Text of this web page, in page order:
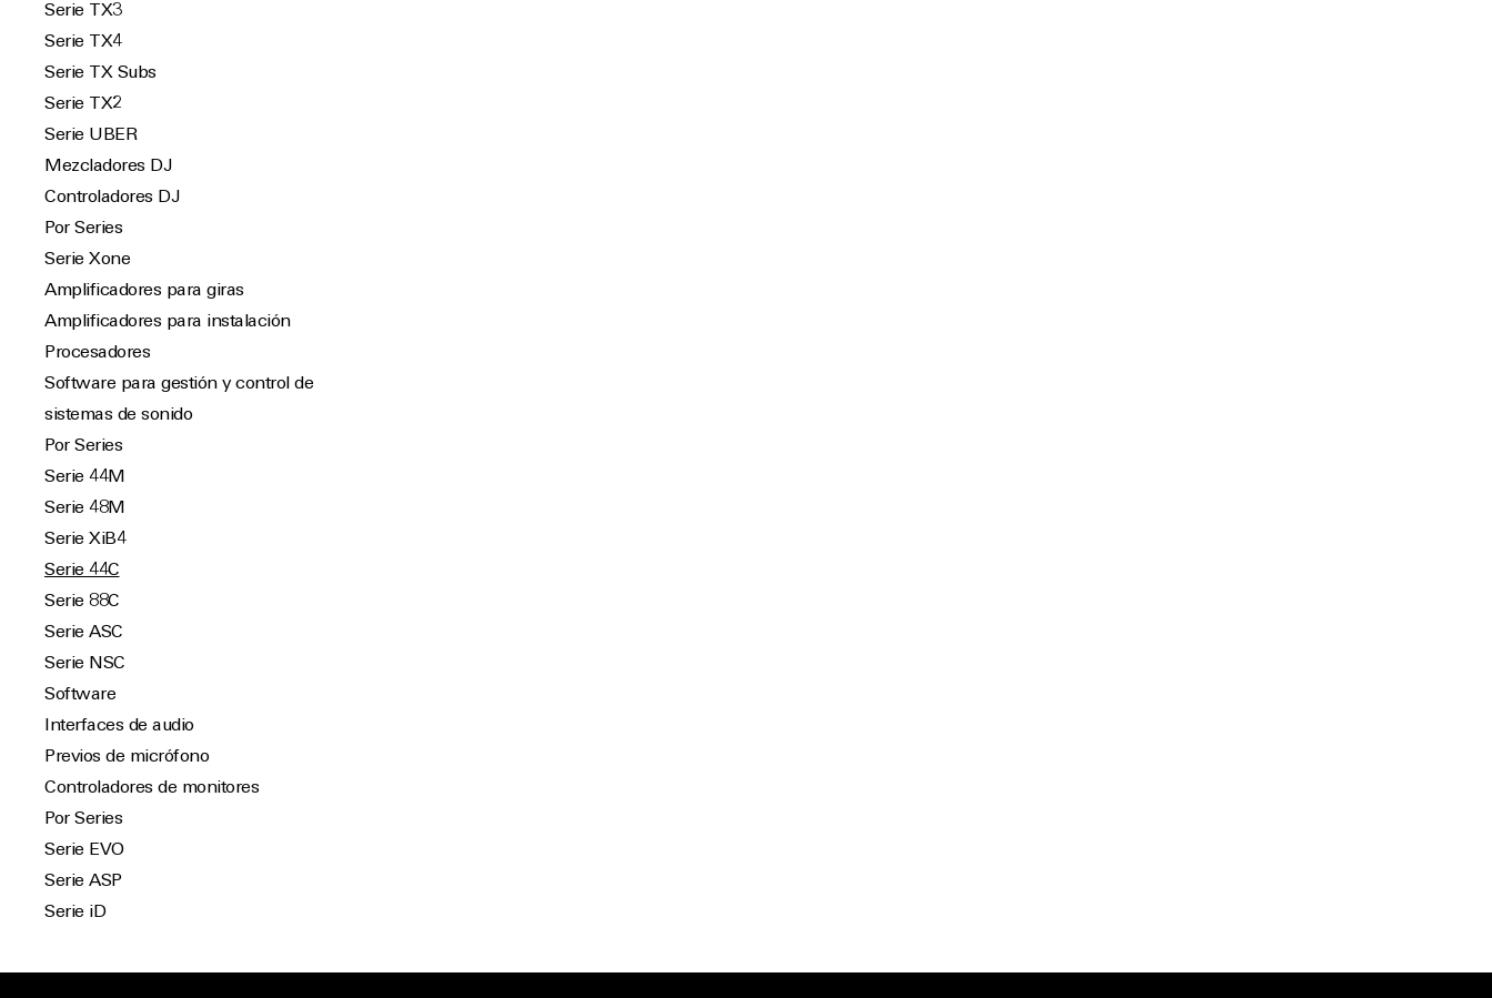
Serie TX3
Serie TX4
Serie TX Subs
Serie TX2
Serie UBER
Mezcladores DJ
Controladores DJ
Por Series
Serie Xone
Amplificadores para giras
Amplificadores para instalación
Procesadores
Software para gestión y control de
sistemas de sonido
Por Series
Serie 44M
Serie 48M
Serie XiB4
Serie 44C
Serie 88C
Serie ASC
Serie NSC
Software
Interfaces de audio
Previos de micrófono
Controladores de monitores
Por Series
Serie EVO
Serie ASP
Serie iD